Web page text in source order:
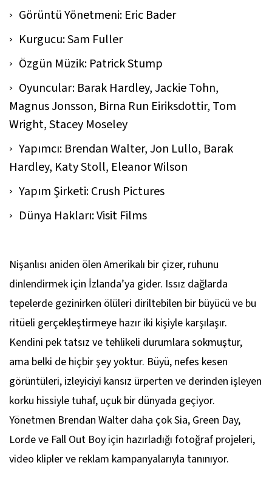
Görüntü Yönetmeni: Eric Bader
Kurgucu: Sam Fuller
Özgün Müzik: Patrick Stump
Oyuncular: Barak Hardley, Jackie Tohn,
Magnus Jonsson, Birna Run Eiriksdottir, Tom
Wright, Stacey Moseley
Yapımcı: Brendan Walter, Jon Lullo, Barak
Hardley, Katy Stoll, Eleanor Wilson
Yapım Şirketi: Crush Pictures
Dünya Hakları: Visit Films
Nişanlısı aniden ölen Amerikalı bir çizer, ruhunu
dinlendirmek için İzlanda’ya gider. Issız dağlarda
tepelerde gezinirken ölüleri diriltebilen bir büyücü ve bu
ritüeli gerçekleştirmeye hazır iki kişiyle karşılaşır.
Kendini pek tatsız ve tehlikeli durumlara sokmuştur,
ama belki de hiçbir şey yoktur. Büyü, nefes kesen
görüntüleri, izleyiciyi kansız ürperten ve derinden işleyen
korku hissiyle tuhaf, uçuk bir dünyada geçiyor.
Yönetmen Brendan Walter daha çok Sia, Green Day,
Lorde ve Fall Out Boy için hazırladığı fotoğraf projeleri,
video klipler ve reklam kampanyalarıyla tanınıyor.